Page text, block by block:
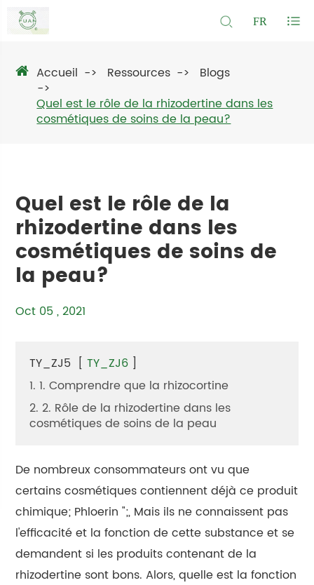
FR
Accueil Ressources
Blogs
Quel est le rôle de la rhizodertine dans les
cosmétiques de soins de la peau?
Quel est le rôle de la
rhizodertine dans les
cosmétiques de soins de
la peau?
Oct 05 , 2021
TY_ZJ5 [ TY_ZJ6 ]
1. 1. Comprendre que la rhizocortine
2. 2. Rôle de la rhizodertine dans les
cosmétiques de soins de la peau
De nombreux consommateurs ont vu que
certains cosmétiques contiennent déjà ce produit
chimique; Phloerin ";, Mais ils ne connaissent pas
l'efficacité et la fonction de cette substance et se
demandent si les produits contenant de la
rhizodertine sont bons. Alors, quelle est la fonction